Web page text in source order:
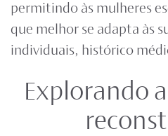
permitindo às mulheres
que melhor se adapta às
individuais, histórico
Explorando